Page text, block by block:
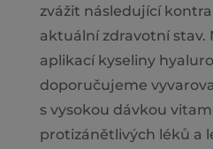
zvážit následující
aktuální zdravotní stav.
aplikací kyseliny
doporučujeme
s vysokou dávkou
protizánětlivých léků a